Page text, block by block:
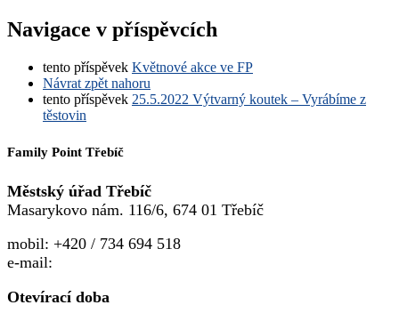
Navigace v příspěvcích
tento příspěvek Květnové akce ve FP
Návrat zpět nahoru
tento příspěvek 25.5.2022 Výtvarný koutek – Vyrábíme z
těstovin
Family Point Třebíč
Městský úřad Třebíč
Masarykovo nám. 116/6, 674 01 Třebíč
mobil: +420 / 734 694 518
e-mail:
Otevírací doba